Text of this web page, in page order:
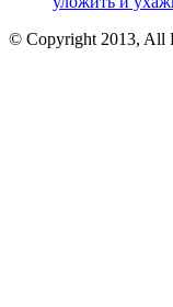
© Copyright 2013, All